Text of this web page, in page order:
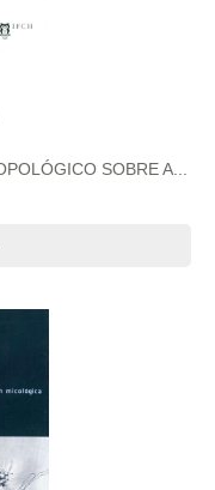
SOBRE A...